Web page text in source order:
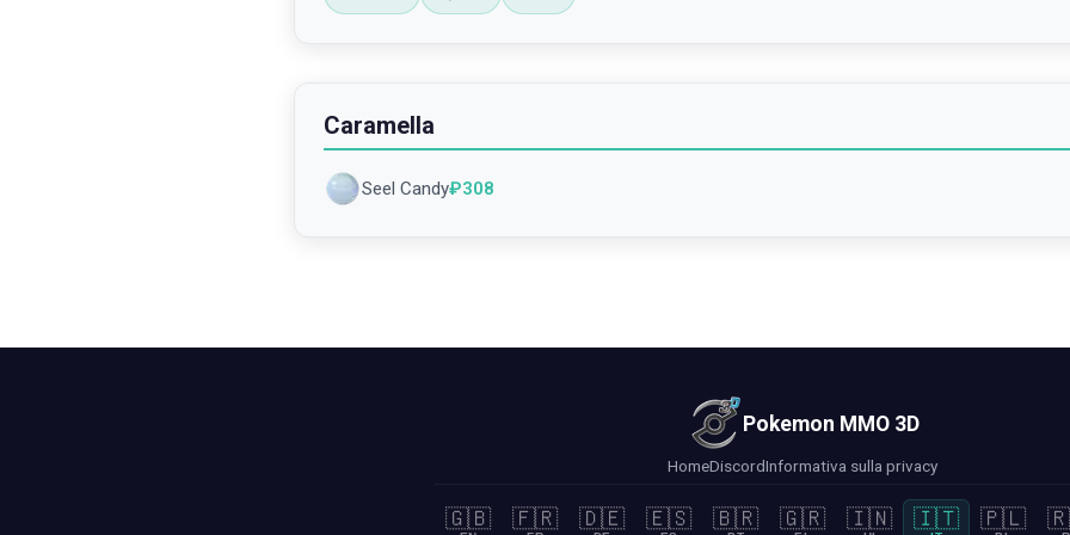
Caramella
Seel Candy₽308
Pokemon MMO 3D
HomeDiscordInformativa sulla privacy
🇬🇧 🇫🇷 🇩🇪 🇪🇸 🇧🇷 🇬🇷 🇮🇳 🇮🇹 🇵🇱